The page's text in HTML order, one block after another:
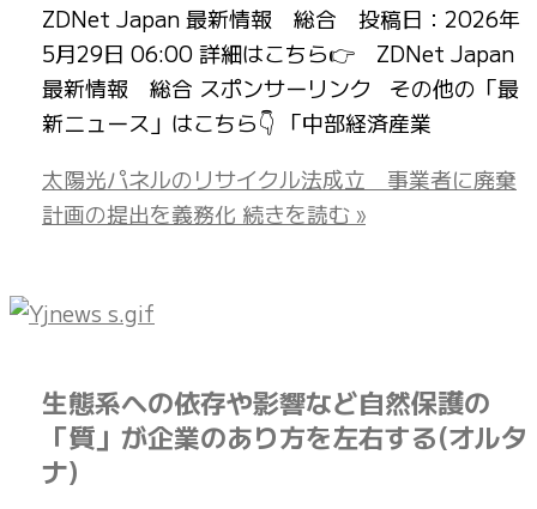
ZDNet Japan 最新情報 総合 投稿日：2026年
5月29日 06:00 詳細はこちら👉 ZDNet Japan
最新情報 総合 スポンサーリンク その他の「最
新ニュース」はこちら👇 「中部経済産業
太陽光パネルのリサイクル法成立 事業者に廃棄
計画の提出を義務化 続きを読む »
生態系への依存や影響など自然保護の
「質」が企業のあり方を左右する(オルタ
ナ)